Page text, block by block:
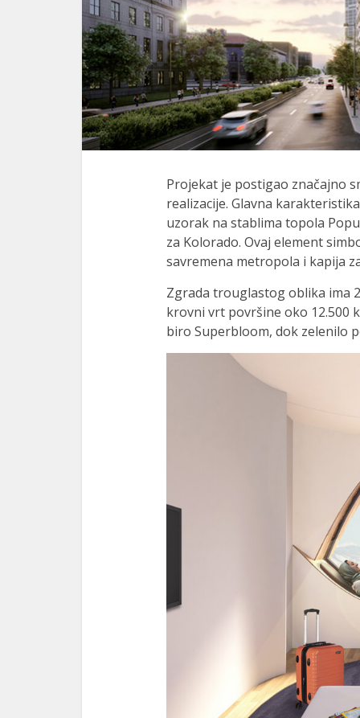
Projekat je postigao značajno
realizacije. Glavna
uzorak na stablima topola
za Kolorado. Ovaj element
savremena metropola i kapija
Zgrada trouglastog oblika ima
krovni vrt površine oko 12.500
biro Superbloom, dok zelenilo